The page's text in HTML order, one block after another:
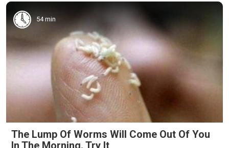
54 min
The Lump Of Worms Will Come Out Of You
In The Morning. Try It